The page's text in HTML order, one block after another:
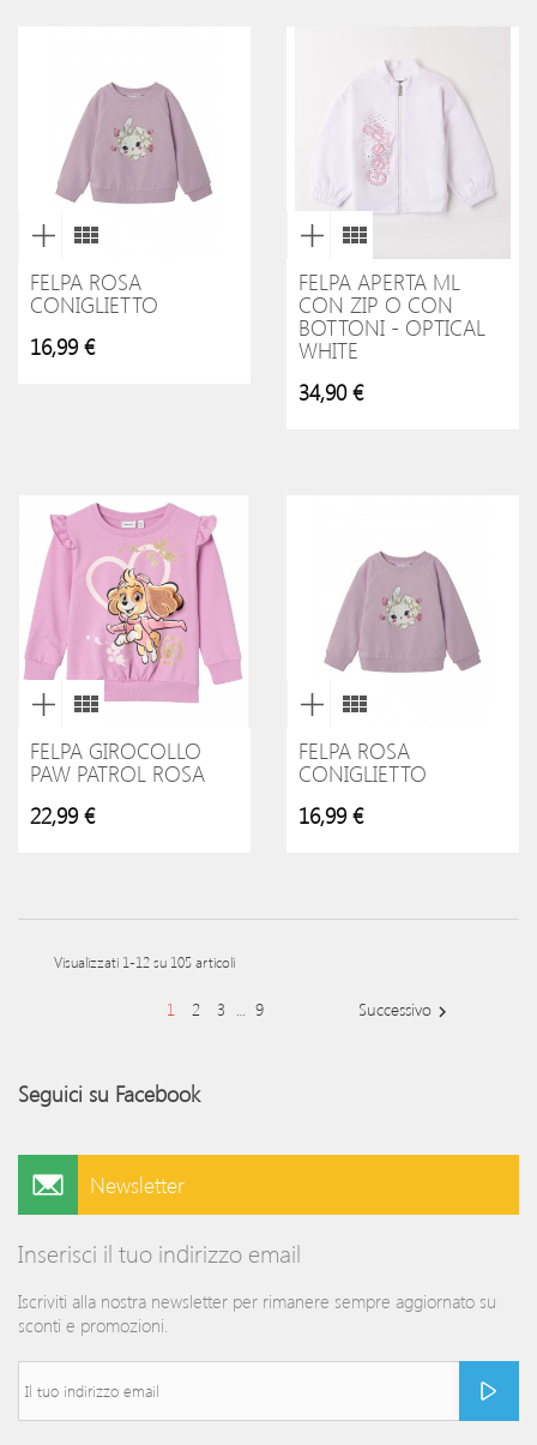
FELPA ROSA
CONIGLIETTO
16,99 €
FELPA APERTA ML
CON ZIP O CON
BOTTONI - OPTICAL
WHITE
34,90 €
FELPA GIROCOLLO
PAW PATROL ROSA
22,99 €
FELPA ROSA
CONIGLIETTO
16,99 €
Visualizzati 1-12 su 105 articoli
1 2 3 9 Successivo 
Seguici su Facebook
Newsletter
Inserisci il tuo indirizzo email
Iscriviti alla nostra newsletter per rimanere sempre aggiornato su
sconti e promozioni.